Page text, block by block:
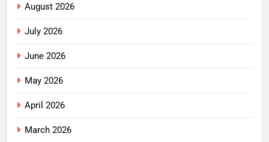
August 2026
July 2026
June 2026
May 2026
April 2026
March 2026